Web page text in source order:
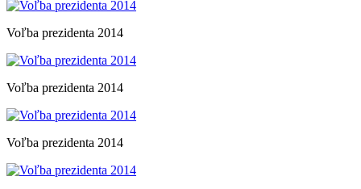
Voľba prezidenta 2014
Voľba prezidenta 2014
Voľba prezidenta 2014